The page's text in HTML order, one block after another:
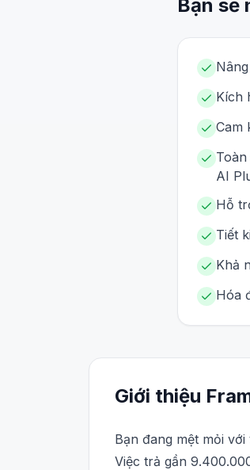
Bạn sẽ
Kích
Cam
AI
Hỗ
Tiết
Khả
Hóa
Giới thiệu
Bạn đang mệt mỏi
Việc trả gần